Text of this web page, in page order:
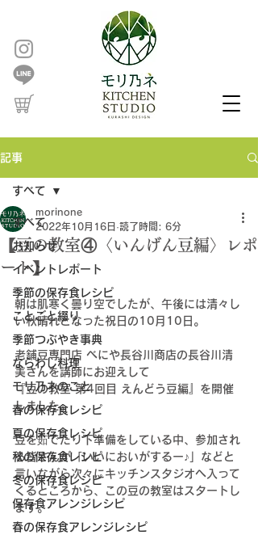
記事
すべて
お知らせ
イベントレポート
季節の保存食レシピ
ことごと綴り
季節つぶやき事典
ならわし料理
モリ乃ネのこと
春の保存食レシピ
夏の保存食レシピ
秋の保存食レシピ
冬の保存食レシピ
保存食アレンジレシピ
春の保存食アレンジレシピ
すべて
【豆の教室④〈いんげん豆編〉レポ
ート】
morinone
2022年10月16日 読了時間: 6分
朝は肌寒く曇り空でしたが、午後には清々し
い秋晴れとなった祝日の10月10日。
老舗豆専門店 べにや長谷川商店の長谷川清
美さんを講師にお迎えして
『豆の教室 第4回目 えんどう豆編』を開催
しました。
豆を茹でたり下準備をしている中、参加され
る皆さんが「いいにおいがするー♪」などと
言いながら次々にキッチンスタジオへ入って
くるところから、この豆の教室はスタートし
ます。